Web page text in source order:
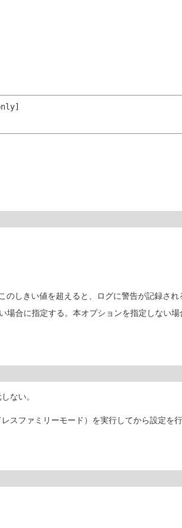
しきい値を超えると、ログに警告が記録さ
合に指定する。本オプションを指定しない
ない。
スファミリーモード）を実行してから設定を